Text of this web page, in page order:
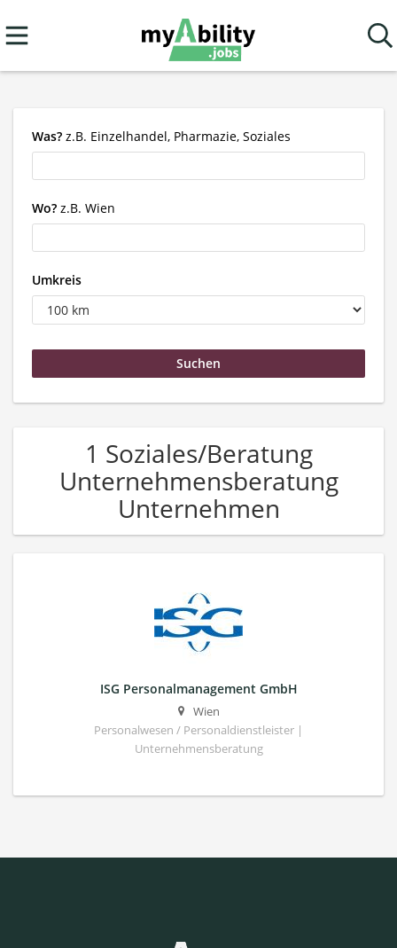
Was? z.B. Einzelhandel, Pharmazie, Soziales
Wo? z.B. Wien
Umkreis
1 Soziales/Beratung
Unternehmensberatung
Unternehmen
ISG Personalmanagement GmbH
Wien
Personalwesen / Personaldienstleister |
Unternehmensberatung